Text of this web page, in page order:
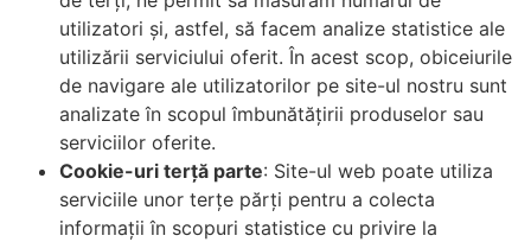
utilizatori și, astfel, să facem analize statistice ale
utilizării serviciului oferit. În acest scop, obiceiurile
de navigare ale utilizatorilor pe site-ul nostru sunt
analizate în scopul îmbunătățirii produselor sau
serviciilor oferite.
Cookie-uri terță parte: Site-ul web poate utiliza
serviciile unor terțe părți pentru a colecta
informații în scopuri statistice cu privire la